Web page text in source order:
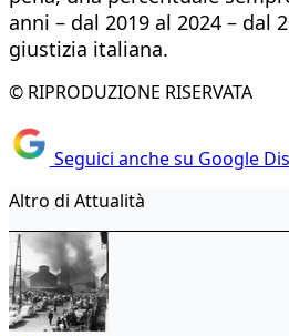
anni – dal 2019 al 2024 – dal
giustizia italiana.
© RIPRODUZIONE RISERVATA
Seguici anche su Google
Altro di Attualità